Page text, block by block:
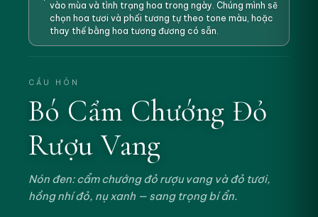
Cưới & Sự kiện
Blogs
Chính sách
Địa chỉ & Liên hệ
Tìm sản phẩm
vào mùa và tình trạng hoa trong ngày. Chúng mình sẽ
chọn hoa tươi và phối tương tự theo tone màu, hoặc
thay thế bằng hoa tương đương có sẵn.
CẦU HÔN
Bó Cẩm Chướng Đỏ
Rượu Vang
Nón đen: cẩm chướng đỏ rượu vang và đỏ tươi,
hồng nhí đỏ, nụ xanh — sang trọng bí ẩn.